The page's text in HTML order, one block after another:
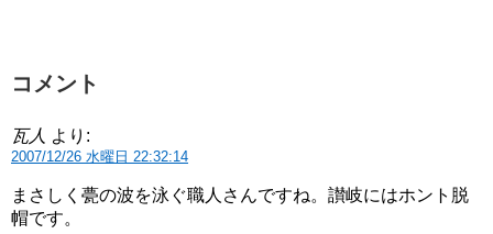
コメント
瓦人 より:
2007/12/26 水曜日 22:32:14
まさしく甍の波を泳ぐ職人さんですね。讃岐にはホント脱
帽です。